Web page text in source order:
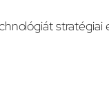
stratégiai